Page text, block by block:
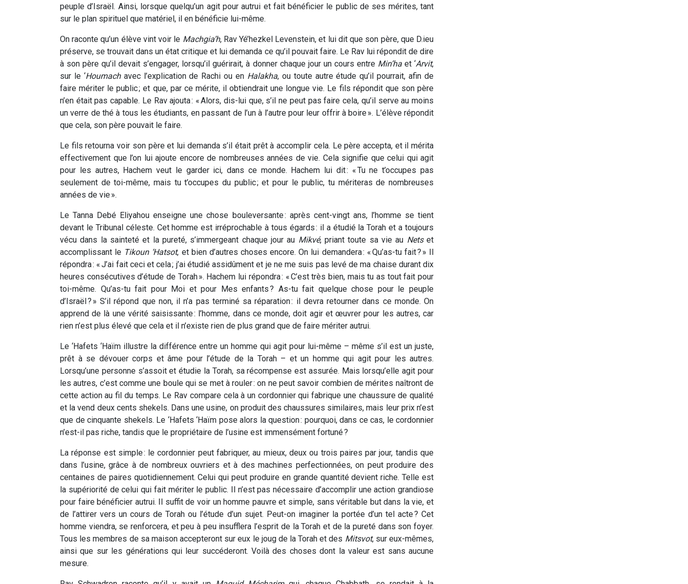
peuple d’Israël. Ainsi, lorsque quelqu’un agit pour autrui et fait bénéficier le public de ses mérites, tant
sur le plan spirituel que matériel, il en bénéficie lui-même.
On raconte qu’un élève vint voir le Machgia’h, Rav Yé’hezkel Levenstein, et lui dit que son père, que D.ieu
préserve, se trouvait dans un état critique et lui demanda ce qu’il pouvait faire. Le Rav lui répondit de dire
à son père qu’il devait s’engager, lorsqu’il guérirait, à donner chaque jour un cours entre Min’haet ‘Arvit,
sur le ‘Houmachavec l’explication de Rachi ou en Halakha, ou toute autre étude qu’il pourrait, afin de
faire mériter le public ; et que, par ce mérite, il obtiendrait une longue vie. Le fils répondit que son père
n’en était pas capable. Le Rav ajouta : « Alors, dis-lui que, s’il ne peut pas faire cela, qu’il serve au moins
un verre de thé à tous les étudiants, en passant de l’un à l’autre pour leur offrir à boire ». L’élève répondit
que cela, son père pouvait le faire.
Le fils retourna voir son père et lui demanda s’il était prêt à accomplir cela. Le père accepta, et il mérita
effectivement que l’on lui ajoute encore de nombreuses années de vie. Cela signifie que celui qui agit
pour les autres, Hachem veut le garder ici, dans ce monde. Hachem lui dit : « Tu ne t’occupes pas
seulement de toi-même, mais tu t’occupes du public ; et pour le public, tu mériteras de nombreuses
années de vie ».
Le Tanna Debé Eliyahou enseigne une chose bouleversante : après cent-vingt ans, l’homme se tient
devant le Tribunal céleste. Cet homme est irréprochable à tous égards : il a étudié la Torah et a toujours
vécu dans la sainteté et la pureté, s’immergeant chaque jour au Mikvé, priant toute sa vie au Netset
accomplissant le Tikoun ‘Hatsot, et bien d’autres choses encore. On lui demandera : « Qu’as-tu fait ? » Il
répondra : « J’ai fait ceci et cela ; j’ai étudié assidûment et je ne me suis pas levé de ma chaise durant dix
heures consécutives d’étude de Torah ». Hachem lui répondra : « C’est très bien, mais tu as tout fait pour
toi-même. Qu’as-tu fait pour Moi et pour Mes enfants ? As-tu fait quelque chose pour le peuple
d’Israël ? » S’il répond que non, il n’a pas terminé sa réparation : il devra retourner dans ce monde. On
apprend de là une vérité saisissante : l’homme, dans ce monde, doit agir et œuvrer pour les autres, car
rien n’est plus élevé que cela et il n’existe rien de plus grand que de faire mériter autrui.
Le ‘Hafets ‘Haïm illustre la différence entre un homme qui agit pour lui-même – même s’il est un juste,
prêt à se dévouer corps et âme pour l’étude de la Torah – et un homme qui agit pour les autres.
Lorsqu’une personne s’assoit et étudie la Torah, sa récompense est assurée. Mais lorsqu’elle agit pour
les autres, c’est comme une boule qui se met à rouler : on ne peut savoir combien de mérites naîtront de
cette action au fil du temps. Le Rav compare cela à un cordonnier qui fabrique une chaussure de qualité
et la vend deux cents shekels. Dans une usine, on produit des chaussures similaires, mais leur prix n’est
que de cinquante shekels. Le ‘Hafets ‘Haïm pose alors la question : pourquoi, dans ce cas, le cordonnier
n’est-il pas riche, tandis que le propriétaire de l’usine est immensément fortuné ?
La réponse est simple : le cordonnier peut fabriquer, au mieux, deux ou trois paires par jour, tandis que
dans l’usine, grâce à de nombreux ouvriers et à des machines perfectionnées, on peut produire des
centaines de paires quotidiennement. Celui qui peut produire en grande quantité devient riche. Telle est
la supériorité de celui qui fait mériter le public. Il n’est pas nécessaire d’accomplir une action grandiose
pour faire bénéficier autrui. Il suffit de voir un homme pauvre et simple, sans véritable but dans la vie, et
de l’attirer vers un cours de Torah ou l’étude d’un sujet. Peut-on imaginer la portée d’un tel acte ? Cet
homme viendra, se renforcera, et peu à peu insufflera l’esprit de la Torah et de la pureté dans son foyer.
Tous les membres de sa maison accepteront sur eux le joug de la Torah et des Mitsvot, sur eux-mêmes,
ainsi que sur les générations qui leur succéderont. Voilà des choses dont la valeur est sans aucune
mesure.